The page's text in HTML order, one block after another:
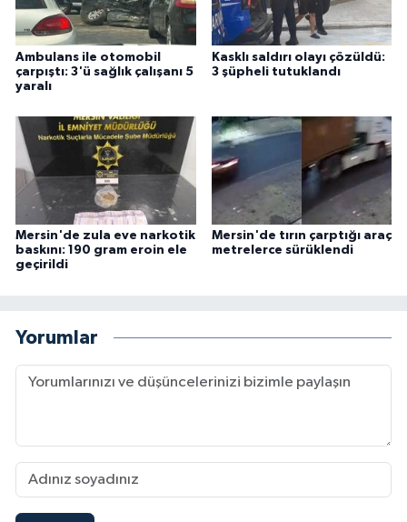
Ambulans ile otomobil
çarpıştı: 3'ü sağlık çalışanı 5
yaralı
Kasklı saldırı olayı çözüldü:
3 şüpheli tutuklandı
Mersin'de zula eve narkotik
baskını: 190 gram eroin ele
geçirildi
Mersin'de tırın çarptığı araç
metrelerce sürüklendi
Yorumlar